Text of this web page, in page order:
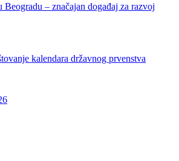
– značajan događaj za razvoj
kalendara državnog prvenstva